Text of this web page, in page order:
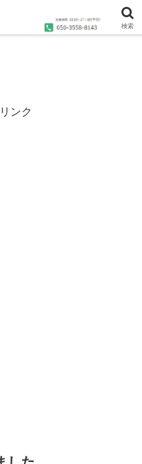
るコンサルティングならオフィス
ンク
検索